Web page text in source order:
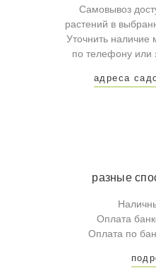
Самовывоз
растений в
Уточнить наличие
по телефону или
адреса
разные
Оплата
Оплата по